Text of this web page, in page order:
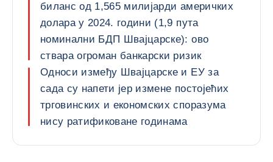
биланс од 1,565 милијарди америчких
долара у 2024. години (1,9 пута
номинални БДП Швајцарске): ово
ствара огроман банкарски ризик
Односи између Швајцарске и ЕУ за
сада су напети јер измене постојећих
трговинских и економских споразума
нису ратификоване годинама